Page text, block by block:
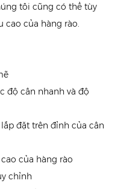
tôi cũng có thể tùy
cao của hàng rào.
độ cân nhanh và độ
đặt trên đỉnh của cân
của hàng rào
chỉnh